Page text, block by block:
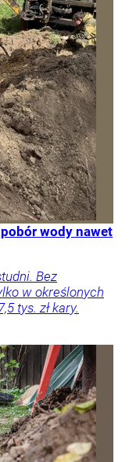
wody nawet
Bez
w określonych
tys. zł kary.